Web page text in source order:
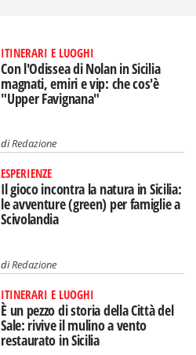
ITINERARI E LUOGHI
Con l'Odissea di Nolan in Sicilia
magnati, emiri e vip: che cos'è
"Upper Favignana"
diRedazione
ESPERIENZE
Il gioco incontra la natura in Sicilia:
le avventure (green) per famiglie a
Scivolandia
diRedazione
ITINERARI E LUOGHI
È un pezzo di storia della Città del
Sale: rivive il mulino a vento
restaurato in Sicilia